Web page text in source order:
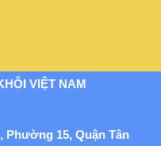
VIỆT NAM
15, Quận Tân